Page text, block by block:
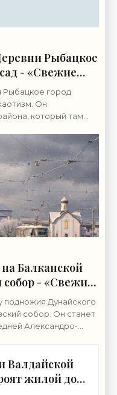
Рыбацкое
- «Свежие
Рыбацкое город
Он
который там
Балканской
- «Свежие
подножия Дунайского
собор. Он станет
Александро-
Валдайской
жилой дом